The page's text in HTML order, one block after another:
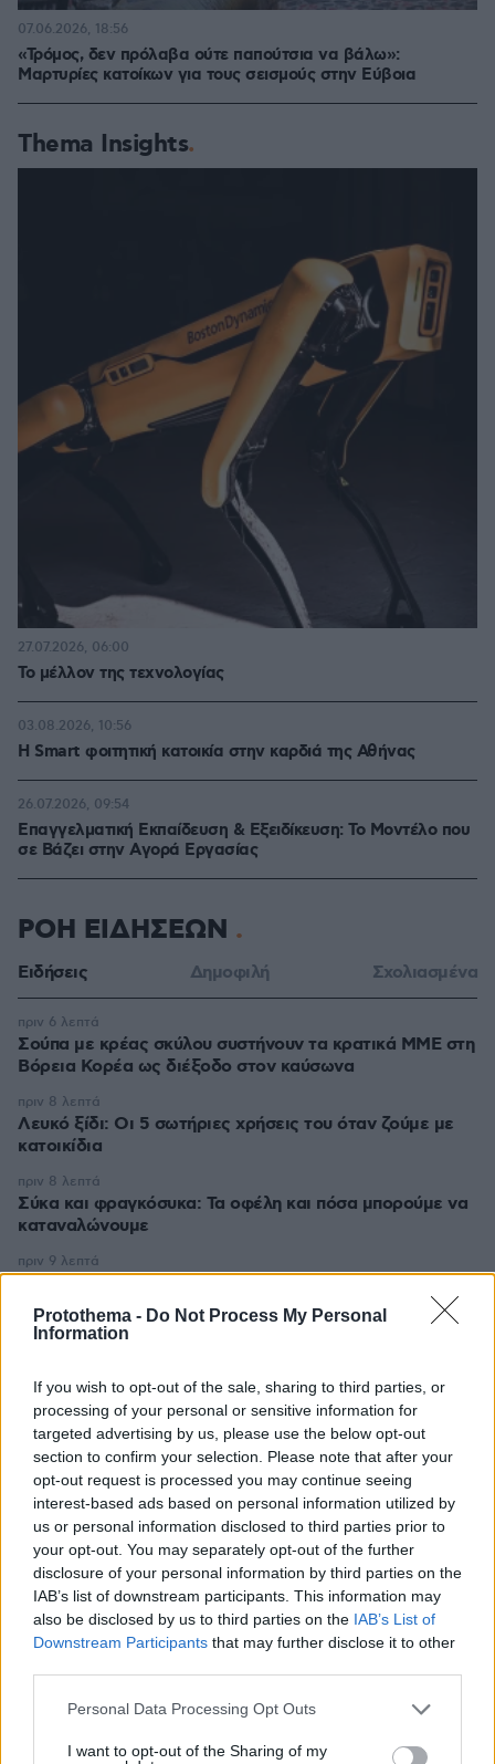
Protothema - Do Not Process My Personal
Information
If you wish to opt-out of the sale, sharing to third parties, or
processing of your personal or sensitive information for
targeted advertising by us, please use the below opt-out
section to confirm your selection. Please note that after your
opt-out request is processed you may continue seeing
interest-based ads based on personal information utilized by
us or personal information disclosed to third parties prior to
your opt-out. You may separately opt-out of the further
disclosure of your personal information by third parties on the
IAB’s list of downstream participants. This information may
also be disclosed by us to third parties on the IAB’s List of
Downstream Participants that may further disclose it to other
Please note that this website/app uses one or more Google
not limited to your visit or usage behaviour. You may click to
Personal Data Processing Opt Outs
I want to opt-out of the Sharing of my
«Τρόμος, δεν πρόλαβα ούτε παπούτσια να βάλω»:
Μαρτυρίες κατοίκων για τους σεισμούς στην Εύβοια
07.06.2026, 18:56
Thema Insights
Το μέλλον της τεχνολογίας
27.07.2026, 06:00
Η Smart φοιτητική κατοικία στην καρδιά της Αθήνας
03.08.2026, 10:56
Επαγγελματική Εκπαίδευση & Εξειδίκευση: Το Mοντέλο που
σε Bάζει στην Aγορά Eργασίας
26.07.2026, 09:54
ΡΟΗ ΕΙΔΗΣΕΩΝ
Ειδήσεις Δημοφιλή Σχολιασμένα
Σούπα με κρέας σκύλου συστήνουν τα κρατικά ΜΜΕ στη
Βόρεια Κορέα ως διέξοδο στον καύσωνα
πριν 6 λεπτά
Λευκό ξίδι: Οι 5 σωτήριες χρήσεις του όταν ζούμε με
κατοικίδια
πριν 8 λεπτά
Σύκα και φραγκόσυκα: Τα οφέλη και πόσα μπορούμε να
καταναλώνουμε
πριν 8 λεπτά
νέο πούλμαν της ομάδας, δείτε βίντεο
πριν 9 λεπτά
φέρεται να ξεκίνησε από περιοχή με φωτοβολταϊκά
πριν 13 λεπτά
Αντικαταθλιπτικά: Γιατί η διακοπή τους προκαλεί φόβο –
Πώς θα γίνει σωστά και με ασφάλεια
πριν 17 λεπτά
Άλλος για data center; Επενδύσεις €50 δισ. την
ερχόμενη δεκαετία
πριν 22 λεπτά
Παρ' ολίγον τραγωδία στη Μαγνησία, «ακυβέρνητο»
φορτηγό έκοψε στύλο ηλεκτροδότησης και
προσέκρουσε σε πολυκατοικία
πριν 24 λεπτά
Οι ευχές της Κωνσταντίνας Ευρυπίδου στον Φίλιππο
απλώς κάνουν τη ζωή πιο όμορφη